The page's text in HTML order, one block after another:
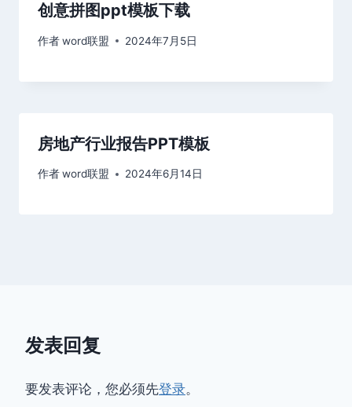
创意拼图ppt模板下载
作者word联盟 2024年7月5日
房地产行业报告PPT模板
作者word联盟 2024年6月14日
发表回复
要发表评论，您必须先登录。